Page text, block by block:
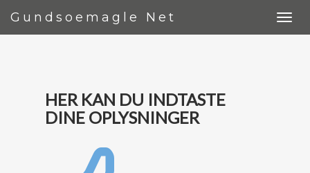
Gundsoemagle Net
HER KAN DU INDTASTE
DINE OPLYSNINGER